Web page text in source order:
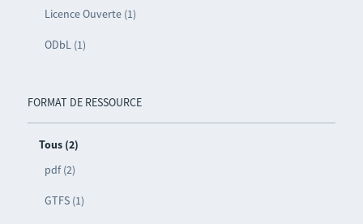
Licence Ouverte (1)
ODbL (1)
FORMAT DE RESSOURCE
Tous (2)
pdf (2)
GTFS (1)